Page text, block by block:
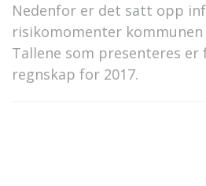
Nedenfor er det satt opp
risikomomenter
Tallene som presenteres er
regnskap for 2017.